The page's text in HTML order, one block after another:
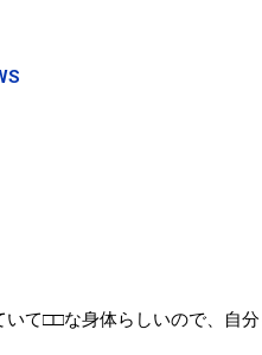
て□□な身体らしいので、自